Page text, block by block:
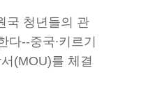
국 청년들의 관
--중국∙키르기
(MOU)를 체결